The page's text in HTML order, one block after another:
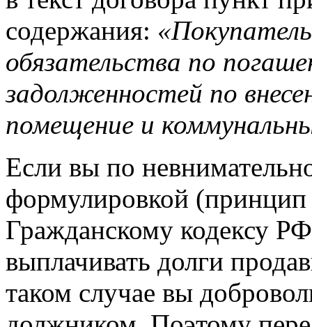
содержания:
обязательства по
задолженностей по
помещение и
Если вы по
формулировкой (принцип
Гражданскому кодексу
выплачивать долги
таком случае вы